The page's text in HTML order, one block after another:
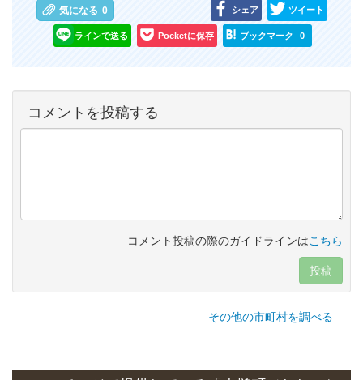
気になる 0 シェア ツイート
ラインで送る Pocketに保存 ブックマーク 0
コメントを投稿する
コメント投稿の際のガイドラインはこちら
投稿
その他の市町村を調べる